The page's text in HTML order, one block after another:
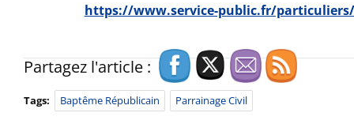
https://www.service-public.fr/
Partagez l'article :
Tags: Baptême Républicain Parrainage Civil